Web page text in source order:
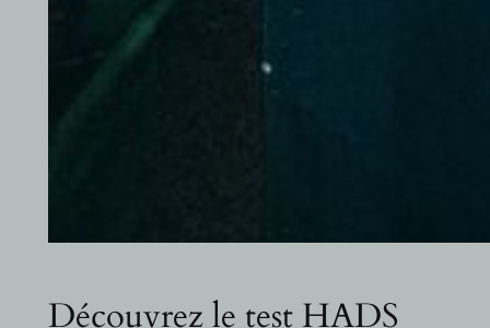
Découvrez le test HADS